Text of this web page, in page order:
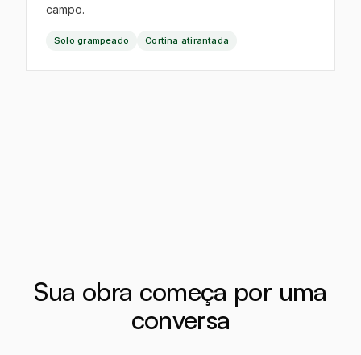
campo.
Solo grampeado Cortina atirantada
Sua obra começa por uma
conversa